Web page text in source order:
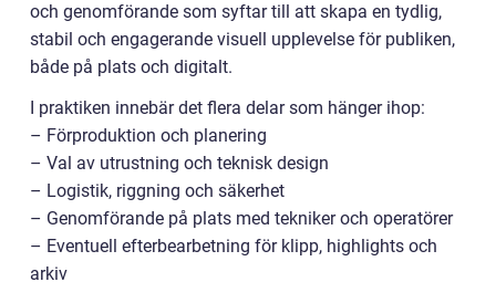
och genomförande som syftar till att skapa en tydlig,
stabil och engagerande visuell upplevelse för publiken,
både på plats och digitalt.
I praktiken innebär det flera delar som hänger ihop:
– Förproduktion och planering
– Val av utrustning och teknisk design
– Logistik, riggning och säkerhet
– Genomförande på plats med tekniker och operatörer
– Eventuell efterbearbetning för klipp, highlights och
arkiv